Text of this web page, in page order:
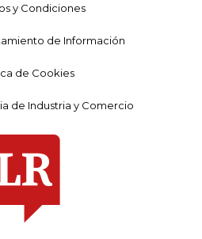
y Condiciones
de Información
de Cookies
de Industria y Comercio